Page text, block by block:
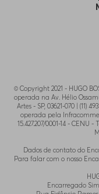
© Copyright 2021 - HUGO
operada na Av. Hélio
Artes - SP, 03621-070 | (11)
operada pela
15.427.207/0001-14 - CENU
Dados de contato do
Para falar com o nosso
Encarregado